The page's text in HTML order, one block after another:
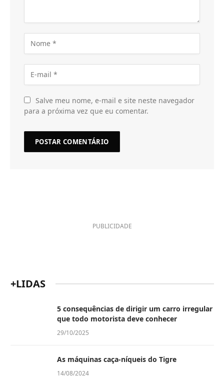
Salve meu nome, e-mail e site neste navegador
para a próxima vez que eu comentar.
PUBLICIDADE
+LIDAS
5 consequências de dirigir um carro irregular
que todo motorista deve conhecer
29/10/2025
As máquinas caça-níqueis do Tigre
14/08/2024